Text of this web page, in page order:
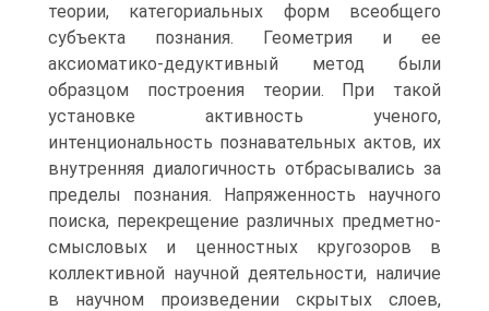
теории, категориальных форм всеобщего
субъекта познания. Геометрия и ее
аксиоматико-дедуктивный метод были
образцом построения теории. При такой
установке активность ученого,
интенциональность познавательных актов, их
внутренняя диалогичность отбрасывались за
пределы познания. Напряженность научного
поиска, перекрещение различных предметно-
смысловых и ценностных кругозоров в
коллективной научной деятельности, наличие
в научном произведении скрытых слоев,